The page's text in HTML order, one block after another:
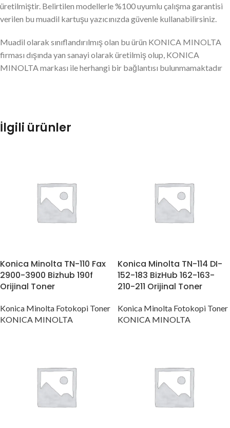
üretilmiştir. Belirtilen modellerle %100 uyumlu çalışma garantisi
verilen bu muadil kartuşu yazıcınızda güvenle kullanabilirsiniz.
Muadil olarak sınıflandırılmış olan bu ürün KONICA MINOLTA
firması dışında yan sanayi olarak üretilmiş olup, KONICA
MINOLTA markası ile herhangi bir bağlantısı bulunmamaktadır
İlgili ürünler
Konica Minolta TN-110 Fax
2900-3900 Bizhub 190f
Orijinal Toner
Konica Minolta Fotokopi Toner
KONICA MINOLTA
Konica Minolta TN-114 DI-
152-183 BizHub 162-163-
210-211 Orijinal Toner
Konica Minolta Fotokopi Toner
KONICA MINOLTA